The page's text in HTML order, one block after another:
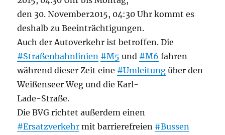
den 30. November2015, 04:30 Uhr kommt es
deshalb zu Beeinträchtigungen.
Auch der Autoverkehr ist betroffen. Die
#Straßenbahnlinien #M5 und #M6 fahren
während dieser Zeit eine #Umleitung über den
Weißenseer Weg und die Karl-
Lade-Straße.
Die BVG richtet außerdem einen
#Ersatzverkehr mit barrierefreien #Bussen